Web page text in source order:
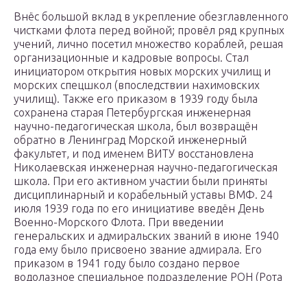
Внёс большой вклад в укрепление обезглавленного
чистками флота перед войной; провёл ряд крупных
учений, лично посетил множество кораблей, решая
организационные и кадровые вопросы. Стал
инициатором открытия новых морских училищ и
морских спецшкол (впоследствии нахимовских
училищ). Также его приказом в 1939 году была
сохранена старая Петербургская инженерная
научно-педагогическая школа, был возвращён
обратно в Ленинград Морской инженерный
факультет, и под именем ВИТУ восстановлена
Николаевская инженерная научно-педагогическая
школа. При его активном участии были приняты
дисциплинарный и корабельный уставы ВМФ. 24
июля 1939 года по его инициативе введён День
Военно-Морского Флота. При введении
генеральских и адмиральских званий в июне 1940
года ему было присвоено звание адмирала. Его
приказом в 1941 году было создано первое
водолазное специальное подразделение РОН (Рота